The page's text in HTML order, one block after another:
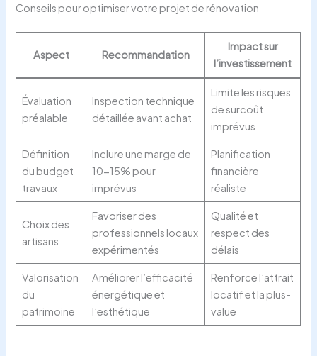
Conseils pour optimiser votre projet de rénovation
Aspect Recommandation
Impact sur
l’investissement
Évaluation
préalable
Inspection technique
détaillée avant achat
Limite les risques
de surcoût
imprévus
Définition
du budget
travaux
Inclure une marge de
10-15% pour
imprévus
Planification
financière
réaliste
Choix des
artisans
Favoriser des
professionnels locaux
expérimentés
Qualité et
respect des
délais
Valorisation
du
patrimoine
Améliorer l’efficacité
énergétique et
l’esthétique
Renforce l’attrait
locatif et la plus-
value